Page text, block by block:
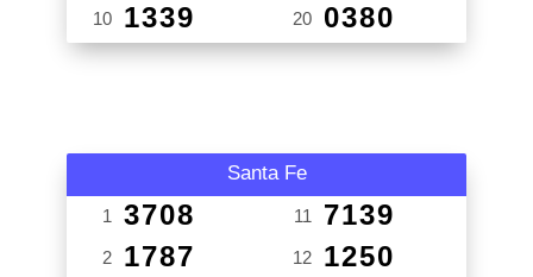
10 1339 20 0380
Santa Fe
1 3708
2 1787
11 7139
12 1250